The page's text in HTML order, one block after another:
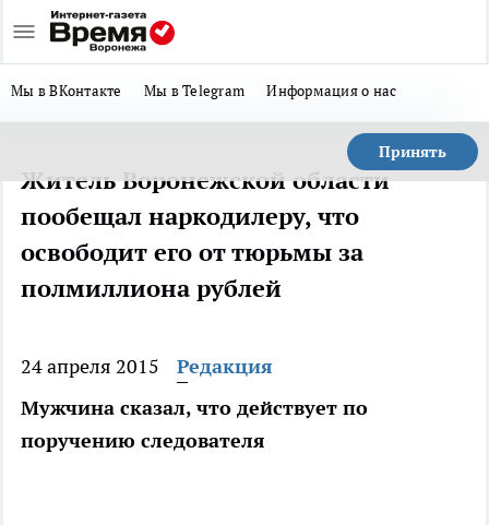
Мы в ВКонтакте Мы в Telegram Информация о нас
Принять
Житель Воронежской области
пообещал наркодилеру, что
освободит его от тюрьмы за
полмиллиона рублей
24 апреля 2015
Редакция
Мужчина сказал, что действует по
поручению следователя